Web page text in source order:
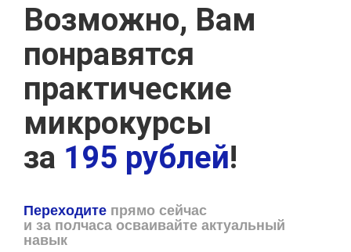
Возможно, Вам
понравятся
практические
микрокурсы
за 195 рублей!
Переходите прямо сейчас
и за полчаса осваивайте актуальный
навык